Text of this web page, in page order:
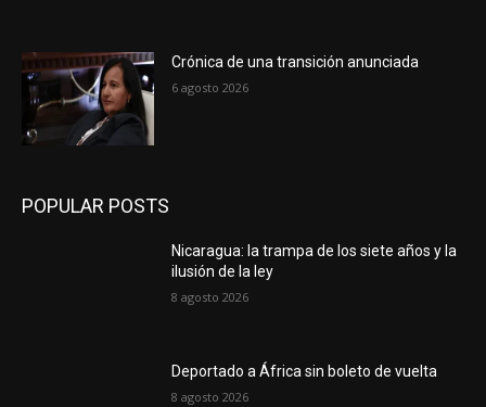
Crónica de una transición anunciada
6 agosto 2026
POPULAR POSTS
Nicaragua: la trampa de los siete años y la
ilusión de la ley
8 agosto 2026
Deportado a África sin boleto de vuelta
8 agosto 2026